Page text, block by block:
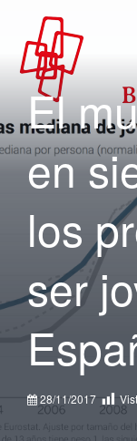
El
en
los
ser
28/11/2017